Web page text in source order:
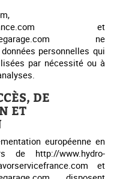
et
ne
personnelles qui
par nécessité ou à
DE
ET
européenne en
de http://www.hydro-
et